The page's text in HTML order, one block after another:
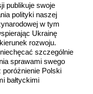
publikuje swoje
polityki naszej
w tym
Ukrainę
rozwoju.
szczególnie
sprawami swego
poróżnienie Polski
bałtyckimi